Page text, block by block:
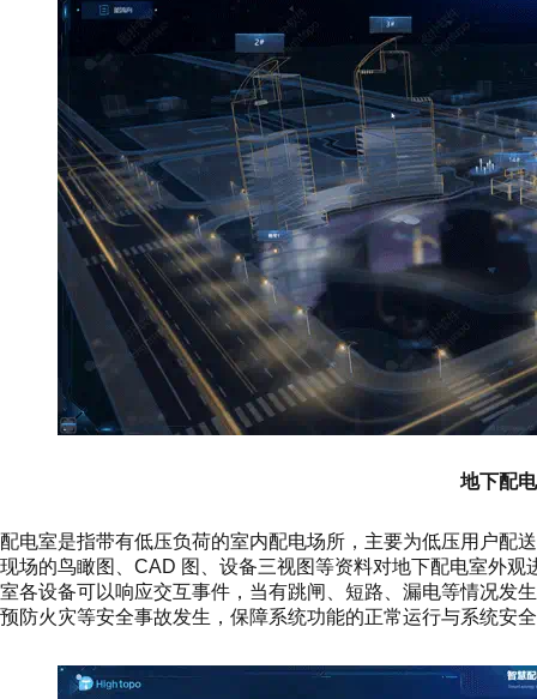
地下配
配电室是指带有低压负荷的室内配电场所，主要为低压用户配
现场的鸟瞰图、CAD 图、设备三视图等资料对地下配电室外
室各设备可以响应交互事件，当有跳闸、短路、漏电等情况发
预防火灾等安全事故发生，保障系统功能的正常运行与系统安